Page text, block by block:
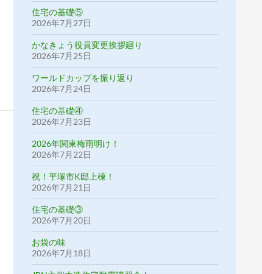
住宅の基礎⑤
2026年7月27日
かなきょう役員変更挨拶廻り
2026年7月25日
ワールドカップを振り返り
2026年7月24日
住宅の基礎④
2026年7月23日
2026年関東梅雨明け！
2026年7月22日
祝！平塚市K邸上棟！
2026年7月21日
住宅の基礎③
2026年7月20日
お袋の味
2026年7月18日